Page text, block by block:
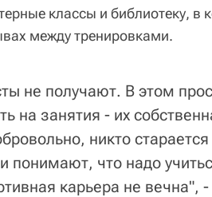
классы и библиотеку, в
между тренировками.
не получают. В этом
на занятия - их
никто старается
понимают, что надо
карьера не вечна",